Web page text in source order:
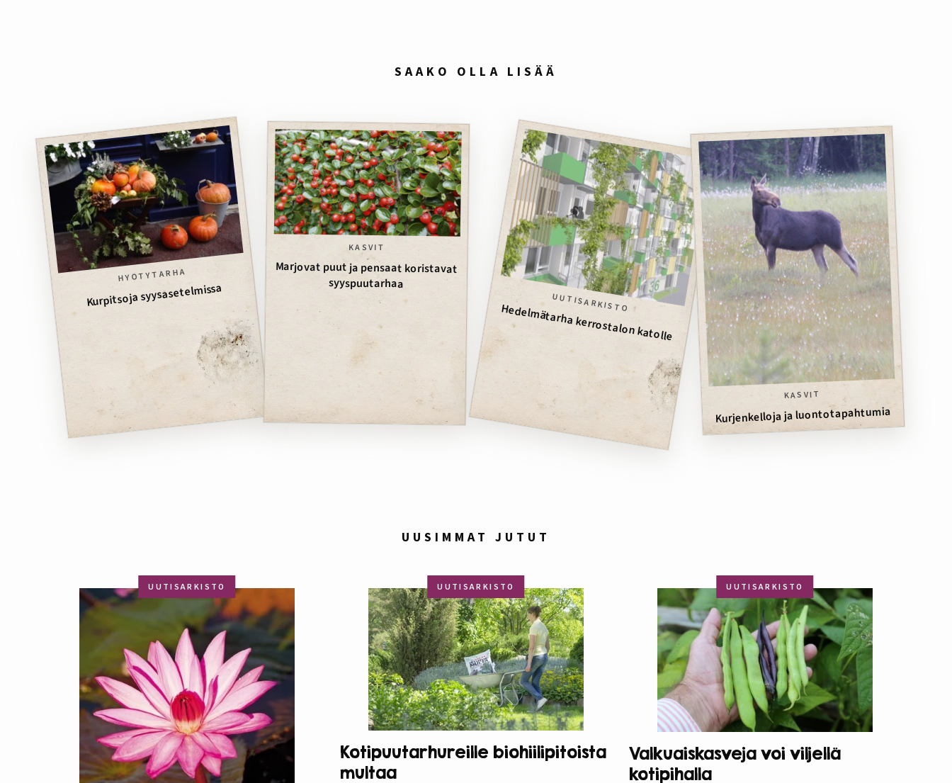
SAAKO OLLA LISÄÄ
HYÖTYTARHA
Kurpitsoja syysasetelmissa
KASVIT
Marjovat puut ja pensaat koristavat
syyspuutarhaa
UUTISARKISTO
Hedelmätarha kerrostalon katolle
KASVIT
Kurjenkelloja ja luontotapahtumia
UUSIMMAT JUTUT
UUTISARKISTO UUTISARKISTO
Kotipuutarhureille biohiilipitoista
multaa
UUTISARKISTO
Valkuaiskasveja voi viljellä
kotipihalla